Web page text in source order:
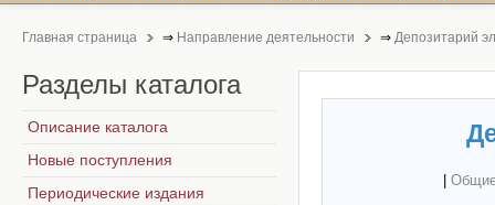
Главная страница ⇒ Направление деятельности ⇒ Депозитарий
Разделы каталога
Описание каталога
Новые поступления
Периодические издания